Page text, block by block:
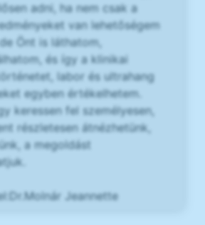
adni, ha nem csak a
van lehetőségem
Önt is láthatom,
és így a klinikai
labor és ultrahang
egyben értékelhetem.
keressen fel személyesen,
részletesen átnézhetünk,
a megoldást
Jeannette